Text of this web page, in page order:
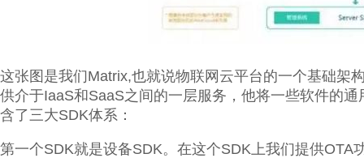
这张图是我们Matrix,也就说物联网云平台的一个基础架
供介于IaaS和SaaS之间的一层服务，他将一些软件的
含了三大SDK体系：
第一个SDK就是设备SDK。在这个SDK上我们提供